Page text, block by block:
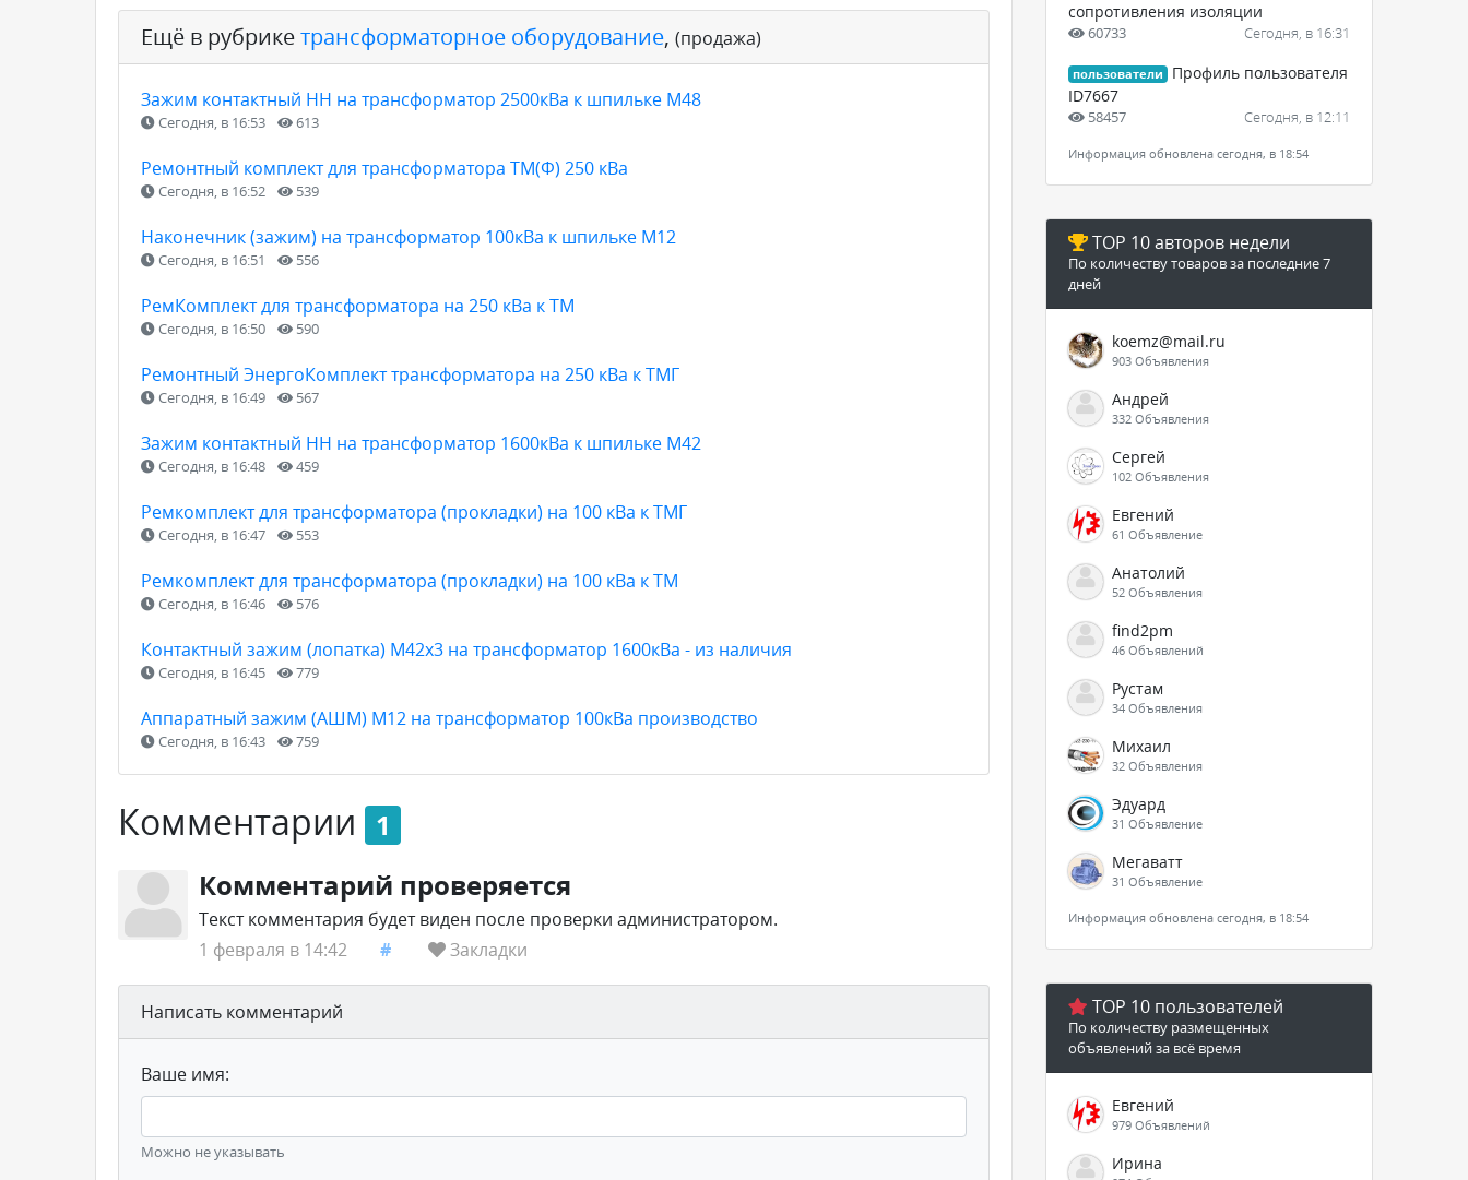
Ещё в рубрикетрансформаторное оборудование, (продажа)
Зажим контактный НН на трансформатор 2500кВа к шпильке М48
Сегодня, в 16:53 613
Ремонтный комплект для трансформатора ТМ(Ф) 250 кВа
Сегодня, в 16:52 539
Наконечник (зажим) на трансформатор 100кВа к шпильке М12
Сегодня, в 16:51 556
РемКомплект для трансформатора на 250 кВа к ТМ
Сегодня, в 16:50 590
Ремонтный ЭнергоКомплект трансформатора на 250 кВа к ТМГ
Сегодня, в 16:49 567
Зажим контактный НН на трансформатор 1600кВа к шпильке М42
Сегодня, в 16:48 459
Ремкомплект для трансформатора (прокладки) на 100 кВа к ТМГ
Сегодня, в 16:47 553
Ремкомплект для трансформатора (прокладки) на 100 кВа к ТМ
Сегодня, в 16:46 576
Контактный зажим (лопатка) М42х3 на трансформатор 1600кВа - из наличия
Сегодня, в 16:45 779
Аппаратный зажим (АШМ) М12 на трансформатор 100кВа производство
Сегодня, в 16:43 759
Комментарии
1
Комментарий проверяется
Текст комментария будет виден после проверки администратором.
1 февраля в 14:42
# Закладки
Написать комментарий
Ваше имя:
Можно не указывать
сопротивления изоляции
60733 Сегодня, в 16:31
пользователи
Профиль пользователя
ID7667
58457 Сегодня, в 12:11
Информация обновлена сегодня, в 18:54
TOP 10 авторов недели
По количеству товаров за последние 7
дней
koemz@mail.ru
903 Объявления
Андрей
332 Объявления
Сергей
102 Объявления
Евгений
61 Объявление
Анатолий
52 Объявления
find2pm
46 Объявлений
Рустам
34 Объявления
Михаил
32 Объявления
Эдуард
31 Объявление
Мегаватт
31 Объявление
Информация обновлена сегодня, в 18:54
TOP 10 пользователей
По количеству размещенных
объявлений за всё время
Евгений
979 Объявлений
Ирина